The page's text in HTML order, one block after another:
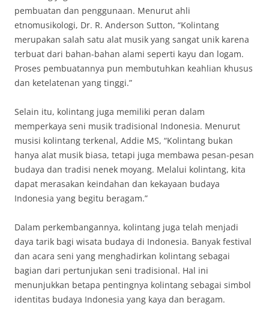
pembuatan dan penggunaan. Menurut ahli
etnomusikologi, Dr. R. Anderson Sutton, “Kolintang
merupakan salah satu alat musik yang sangat unik karena
terbuat dari bahan-bahan alami seperti kayu dan logam.
Proses pembuatannya pun membutuhkan keahlian khusus
dan ketelatenan yang tinggi.”
Selain itu, kolintang juga memiliki peran dalam
memperkaya seni musik tradisional Indonesia. Menurut
musisi kolintang terkenal, Addie MS, “Kolintang bukan
hanya alat musik biasa, tetapi juga membawa pesan-pesan
budaya dan tradisi nenek moyang. Melalui kolintang, kita
dapat merasakan keindahan dan kekayaan budaya
Indonesia yang begitu beragam.”
Dalam perkembangannya, kolintang juga telah menjadi
daya tarik bagi wisata budaya di Indonesia. Banyak festival
dan acara seni yang menghadirkan kolintang sebagai
bagian dari pertunjukan seni tradisional. Hal ini
menunjukkan betapa pentingnya kolintang sebagai simbol
identitas budaya Indonesia yang kaya dan beragam.